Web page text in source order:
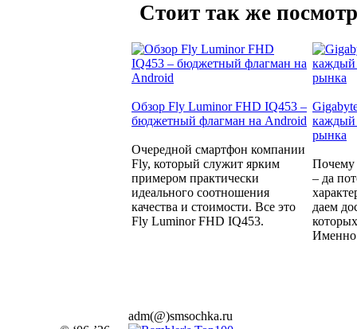
Стоит так же
Обзор Fly Luminor FHD IQ453 –
бюджетный флагман на Android
Очередной смартфон компании
Fly, который служит ярким
примером практически
идеального соотношения
качества и стоимости. Все это
Fly Luminor FHD IQ453.
каждый
рынка
Почему
– да
даем
Именно
adm(@)smsochka.ru